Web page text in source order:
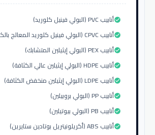
أنابيب PVC (البولي فينيل كلوريد)check_circle
أنابيب CPVC (البولي فينيل كلوريد المعالج بالكلور)check_circle
أنابيب PEX (البولي إيثيلين المتشابك)check_circle
أنابيب HDPE (البولي إيثيلين عالي الكثافة)check_circle
أنابيب LDPE (البولي إيثيلين منخفض الكثافة)check_circle
أنابيب PP (البولي بروبيلين)check_circle
أنابيب PB (البولي بيوتيلين)check_circle
أنابيب ABS (أكريلونيتريل بوتادين ستايرين)check_circle